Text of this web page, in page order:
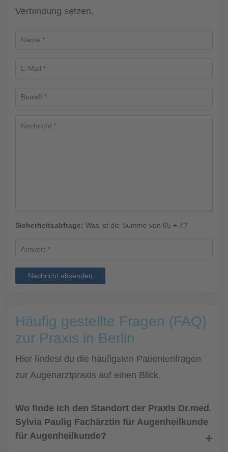
Verbindung setzen.
Sicherheitsabfrage: Was ist die Summe von 65 + 7?
Nachricht absenden
Häufig gestellte Fragen (FAQ)
zur Praxis in Berlin
Hier findest du die häufigsten Patientenfragen
zur Augenarztpraxis auf einen Blick.
Wo finde ich den Standort der Praxis Dr.med.
Sylvia Paulig Fachärztin für Augenheilkunde
für Augenheilkunde?